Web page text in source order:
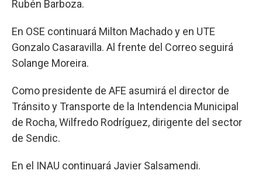
Rubén Barboza.
En OSE continuará Milton Machado y en UTE
Gonzalo Casaravilla. Al frente del Correo seguirá
Solange Moreira.
Como presidente de AFE asumirá el director de
Tránsito y Transporte de la Intendencia Municipal
de Rocha, Wilfredo Rodríguez, dirigente del sector
de Sendic.
En el INAU continuará Javier Salsamendi.